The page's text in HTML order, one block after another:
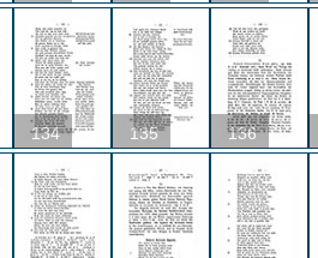
134 135 136